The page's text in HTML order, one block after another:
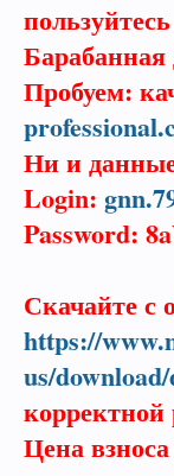
Барабанная
Пробуем:
Ни и
Login:
Password:
Скачайте с
https://
us/
Цена